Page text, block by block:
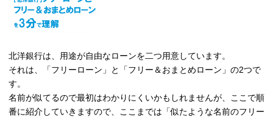
北洋銀行は、用途が自由なローンを二つ用意しています。
それは、「フリーローン」と「フリー＆おまとめローン」の2つで
す。
名前が似てるので最初はわかりにくいかもしれませんが、ここで順
番に紹介していきますので、ここまでは「似たような名前のフリー